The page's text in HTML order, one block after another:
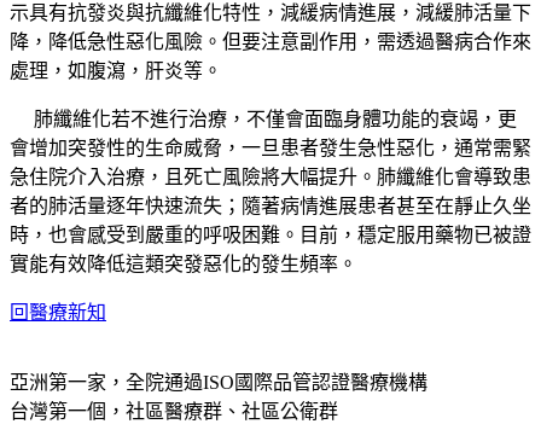
示具有抗發炎與抗纖維化特性，減緩病情進展，減緩肺活量下
降，降低急性惡化風險。但要注意副作用，需透過醫病合作來
處理，​如腹瀉，​肝炎等。
肺纖維化若不進行治療，不僅會面臨身體功能的衰竭，更
會增加突發性的生命威脅，一旦患者發生急性惡化，通常需緊
急住院介入治療，且死亡風險將大幅提升。肺纖維化會導致患
者的肺活量逐年快速流失；隨著病情進展患者甚至在靜止久坐
時，也會感受到嚴重的呼吸困難。目前，穩定服用藥物已被證
實能有效降低這類突發惡化的發生頻率。
回醫療新知
亞洲第一家，全院通過ISO國際品管認證醫療機構
台灣第一個，社區醫療群、社區公衛群